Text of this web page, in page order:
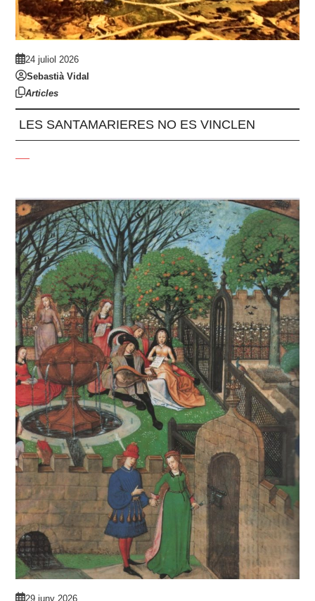
24 juliol 2026
Sebastià Vidal
Articles
LES SANTAMARIERES NO ES VINCLEN
29 juny 2026